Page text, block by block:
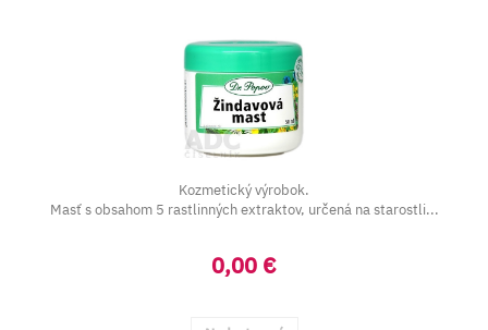
Kozmetický výrobok.
Masť s obsahom 5 rastlinných extraktov, určená na starostli...
0,00 €